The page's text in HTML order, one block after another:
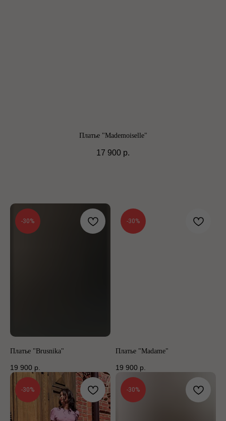
Платье "Mademoiselle"
17 900 р.
-30%
Платье "Brusnika"
19 900 р.
-30%
Платье "Madame"
19 900 р.
-30% -30%